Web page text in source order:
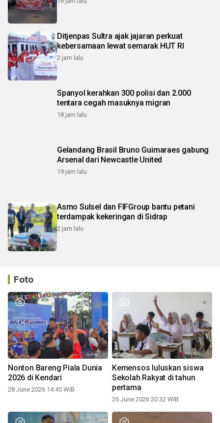
Ditjenpas Sultra ajak jajaran perkuat
kebersamaan lewat semarak HUT RI
2 jam lalu
Spanyol kerahkan 300 polisi dan 2.000
tentara cegah masuknya migran
18 jam lalu
Gelandang Brasil Bruno Guimaraes gabung
Arsenal dari Newcastle United
19 jam lalu
Asmo Sulsel dan FIFGroup bantu petani
terdampak kekeringan di Sidrap
2 jam lalu
Foto
Nonton Bareng Piala Dunia
2026 di Kendari
28 June 2026 14:45 WIB
Kemensos luluskan siswa
Sekolah Rakyat di tahun
pertama
26 June 2026 20:32 WIB